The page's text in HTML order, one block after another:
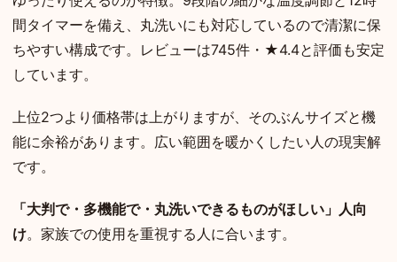
間タイマーを備え、丸洗いにも対応しているので清潔に保
ちやすい構成です。レビューは745件・★4.4と評価も安定
しています。
上位2つより価格帯は上がりますが、そのぶんサイズと機
能に余裕があります。広い範囲を暖かくしたい人の現実解
です。
「大判で・多機能で・丸洗いできるものがほしい」人向
け。家族での使用を重視する人に合います。